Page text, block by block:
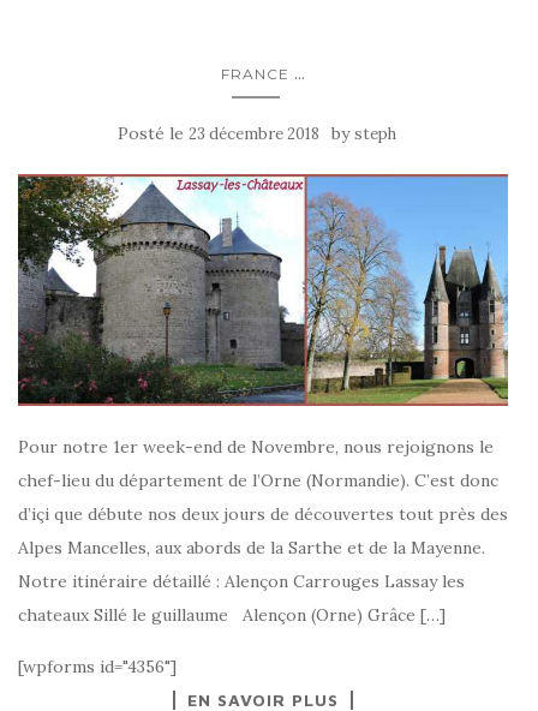
FRANCE ...
Posté le 23 décembre 2018 bysteph
Pour notre 1er week-end de Novembre, nous rejoignons le
chef-lieu du département de l’Orne (Normandie). C’est donc
d’içi que débute nos deux jours de découvertes tout près des
Alpes Mancelles, aux abords de la Sarthe et de la Mayenne.
Notre itinéraire détaillé : Alençon Carrouges Lassay les
chateaux Sillé le guillaume Alençon (Orne) Grâce […]
[wpforms id="4356"]
EN SAVOIR PLUS